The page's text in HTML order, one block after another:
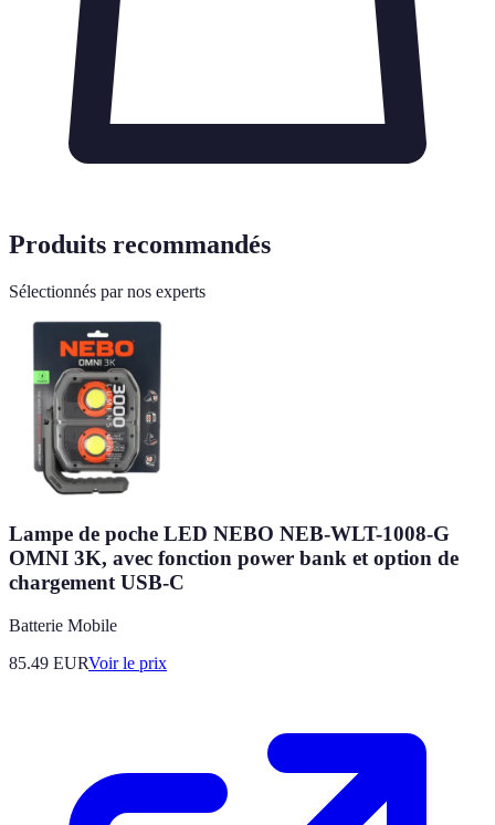
Produits recommandés
Sélectionnés par nos experts
Lampe de poche LED NEBO NEB-WLT-1008-G
OMNI 3K, avec fonction power bank et option de
chargement USB-C
Batterie Mobile
85.49 EURVoir le prix